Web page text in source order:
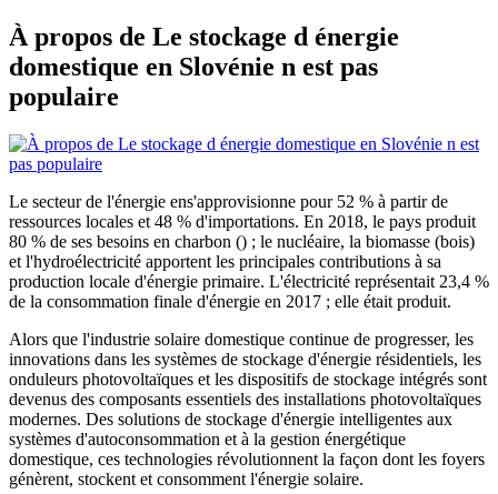
À propos de Le stockage d énergie
domestique en Slovénie n est pas
populaire
Le secteur de l'énergie ens'approvisionne pour 52 % à partir de
ressources locales et 48 % d'importations. En 2018, le pays produit
80 % de ses besoins en charbon () ; le nucléaire, la biomasse (bois)
et l'hydroélectricité apportent les principales contributions à sa
production locale d'énergie primaire. L'électricité représentait 23,4 %
de la consommation finale d'énergie en 2017 ; elle était produit.
Alors que l'industrie solaire domestique continue de progresser, les
innovations dans les systèmes de stockage d'énergie résidentiels, les
onduleurs photovoltaïques et les dispositifs de stockage intégrés sont
devenus des composants essentiels des installations photovoltaïques
modernes. Des solutions de stockage d'énergie intelligentes aux
systèmes d'autoconsommation et à la gestion énergétique
domestique, ces technologies révolutionnent la façon dont les foyers
génèrent, stockent et consomment l'énergie solaire.